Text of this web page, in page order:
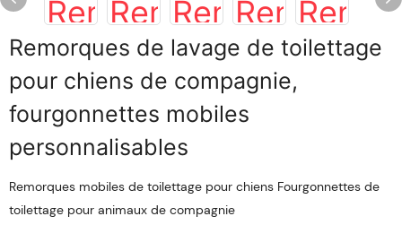
Remorques de lavage de toilettage
pour chiens de compagnie,
fourgonnettes mobiles
personnalisables
Remorques mobiles de toilettage pour chiens Fourgonnettes de
toilettage pour animaux de compagnie